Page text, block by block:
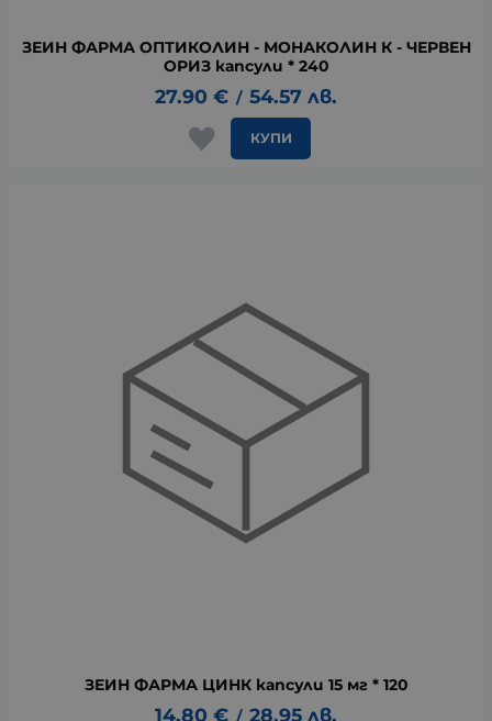
ЗЕИН ФАРМА ОПТИКОЛИН - МОНАКОЛИН К - ЧЕРВЕН
ОРИЗ капсули * 240
27.90 € / 54.57 лв.
КУПИ
ЗЕИН ФАРМА ЦИНК капсули 15 мг * 120
14.80 € / 28.95 лв.